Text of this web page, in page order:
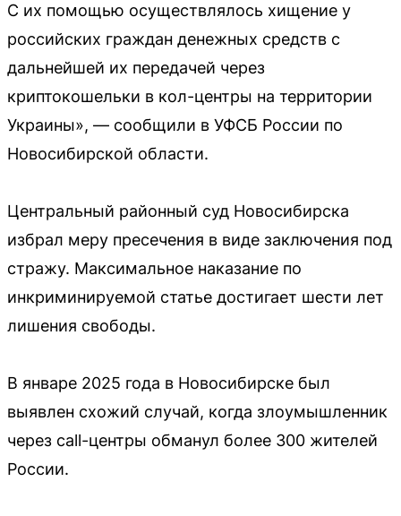
С их помощью осуществлялось хищение у
российских граждан денежных средств с
дальнейшей их передачей через
криптокошельки в кол-центры на территории
Украины», — сообщили в УФСБ России по
Новосибирской области.
Центральный районный суд Новосибирска
избрал меру пресечения в виде заключения под
стражу. Максимальное наказание по
инкриминируемой статье достигает шести лет
лишения свободы.
В январе 2025 года в Новосибирске был
выявлен схожий случай, когда злоумышленник
через call-центры обманул более 300 жителей
России.